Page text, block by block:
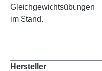
Gleichgewichtsübungen
im Stand.
Hersteller